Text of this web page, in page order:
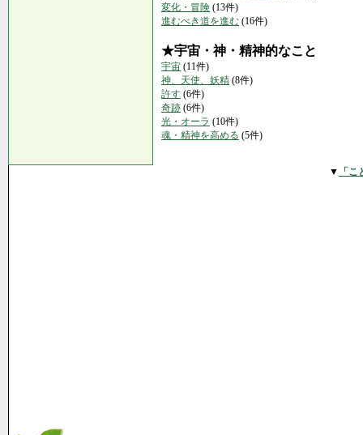
変化・冒険 (13件)
進むべき道を進む (16件)
★宇宙・神・精神的なこと
宇宙 (11件)
神、天使、妖精 (8件)
許す (6件)
奇跡 (6件)
光・オーラ (10件)
魂・精神を高める (5件)
▼ 「